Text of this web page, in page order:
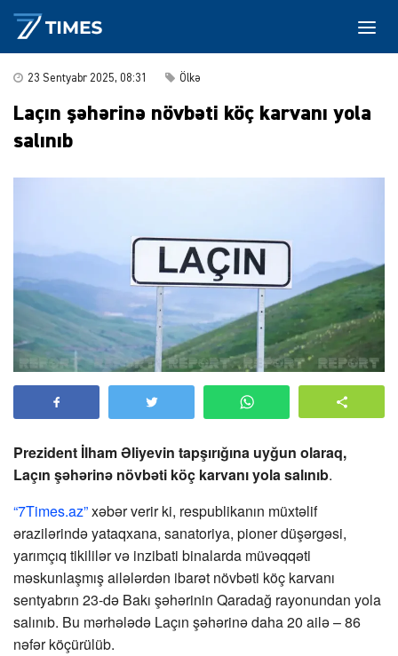
23 Sentyabr 2025, 08:31 Ölkə
Laçın şəhərinə növbəti köç karvanı yola
salınıb
Prezident İlham Əliyevin tapşırığına uyğun olaraq,
Laçın şəhərinə növbəti köç karvanı yola salınıb.
“7Times.az”xəbər verir ki, respublikanın müxtəlif
ərazilərində yataqxana, sanatoriya, pioner düşərgəsi,
yarımçıq tikililər və inzibati binalarda müvəqqəti
məskunlaşmış ailələrdən ibarət növbəti köç karvanı
sentyabrın 23-də Bakı şəhərinin Qaradağ rayonundan yola
salınıb. Bu mərhələdə Laçın şəhərinə daha 20 ailə – 86
nəfər köçürülüb.